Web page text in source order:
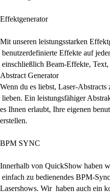
Effektgenerator
Mit unseren leistungsstarken
benutzerdefinierte Effekte auf
einschließlich Beam-Effekte,
Abstract Generator
Wenn du es liebst, Laser-
lieben. Ein leistungsfähiger
es Ihnen erlaubt, Ihre eigenen
erstellen.
BPM SYNC
Innerhalb von QuickShow haben
einfach zu bedienendes BPM-
Lasershows. Wir haben auch ein